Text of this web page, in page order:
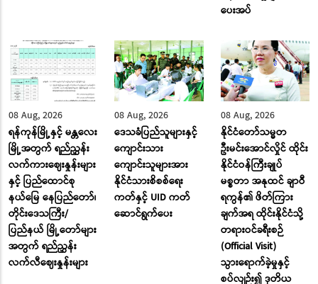
ပေးအပ်
08 Aug, 2026
ရန်ကုန်မြို့နှင့် မန္တလေး
မြို့အတွက် ရည်ညွှန်း
လက်ကားဈေးနှုန်းများ
နှင့် ပြည်ထောင်စု
နယ်မြေ နေပြည်တော်၊
တိုင်းဒေသကြီး/
ပြည်နယ် မြို့တော်များ
အတွက် ရည်ညွှန်း
လက်လီဈေးနှုန်းများ
08 Aug, 2026
ဒေသခံပြည်သူများနှင့်
ကျောင်းသား
ကျောင်းသူများအား
နိုင်ငံသားစိစစ်ရေး
ကတ်နှင့် UID ကတ်
ဆောင်ရွက်ပေး
08 Aug, 2026
နိုင်ငံတော်သမ္မတ
ဦးမင်းအောင်လှိုင် ထိုင်း
နိုင်ငံဝန်ကြီးချုပ်
မစ္စတာ အနုထင် ချာဝီ
ရကွန်၏ ဖိတ်ကြား
ချက်အရ ထိုင်းနိုင်ငံသို့
တရားဝင်ခရီးစဉ်
(Official Visit)
သွားရောက်ခဲ့မှုနှင့်
စပ်လျဉ်း၍ ဒုတိယ